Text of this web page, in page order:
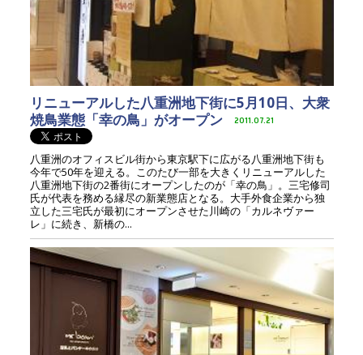
リニューアルした八重洲地下街に5月10日、大衆
焼鳥業態「幸の鳥」がオープン
2011.07.21
八重洲のオフィスビル街から東京駅下に広がる八重洲地下街も
今年で50年を迎える。このたび一部を大きくリニューアルした
八重洲地下街の2番街にオープンしたのが「幸の鳥」。三宅修司
氏が代表を務める縁尽の新業態店となる。大手外食企業から独
立した三宅氏が最初にオープンさせた川崎の「カルネヴァー
レ」に続き、新橋の...